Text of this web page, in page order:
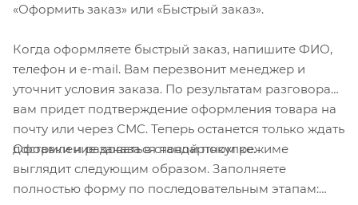
«Оформить заказ» или «Быстрый заказ».
Когда оформляете быстрый заказ, напишите ФИО,
телефон и e-mail. Вам перезвонит менеджер и
уточнит условия заказа. По результатам разговора
вам придет подтверждение оформления товара на
почту или через СМС. Теперь останется только ждать
доставки и радоваться новой покупке.
Оформление заказа в стандартном режиме
выглядит следующим образом. Заполняете
полностью форму по последовательным этапам: